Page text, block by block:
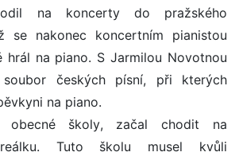
na koncerty do pražského
se nakonec koncertním pianistou
hrál na piano. S Jarmilou Novotnou
českých písní, při kterých
na piano.
obecné školy, začal chodit na
reálku. Tuto školu musel kvůli